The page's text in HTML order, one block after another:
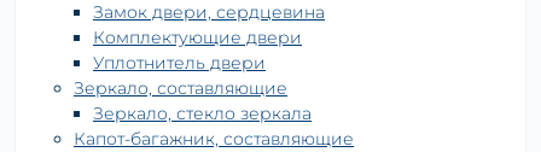
Замок двери, сердцевина
Комплектующие двери
Уплотнитель двери
Зеркало, составляющие
Зеркало, стекло зеркала
Капот-багажник, составляющие